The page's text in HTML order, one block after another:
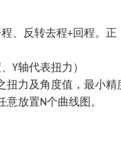
、反转去程+回程。正
Y轴代表扭力）
扭力及角度值，最小精
意放置N个曲线图。